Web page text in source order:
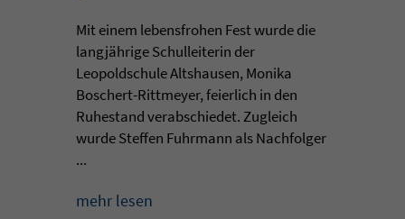
Mit einem lebensfrohen Fest wurde die
langjährige Schulleiterin der
Leopoldschule Altshausen, Monika
Boschert-Rittmeyer, feierlich in den
Ruhestand verabschiedet. Zugleich
wurde Steffen Fuhrmann als Nachfolger
...
mehr lesen